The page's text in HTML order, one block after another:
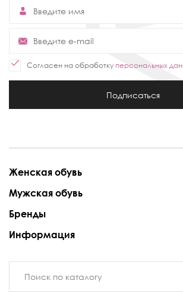
Согласен на обработку персональных
Подписаться
Женская обувь
Мужская обувь
Бренды
Информация